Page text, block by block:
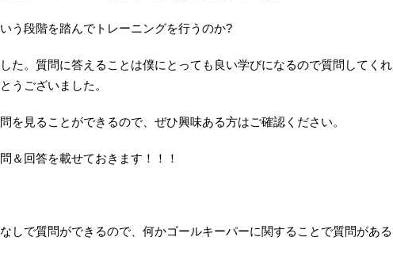
う段階を踏んでトレーニングを行うのか?
た。質問に答えることは僕にとっても良い学びになるので質問してくれ
うございました。
を見ることができるので、ぜひ興味ある方はご確認ください。
＆回答を載せておきます！！！
しで質問ができるので、何かゴールキーパーに関することで質問がある